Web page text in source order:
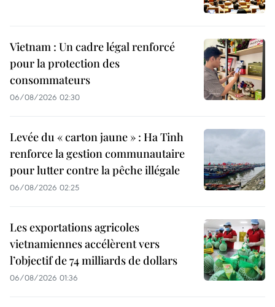
Vietnam : Un cadre légal renforcé
pour la protection des
consommateurs
06/08/2026 02:30
Levée du « carton jaune » : Ha Tinh
renforce la gestion communautaire
pour lutter contre la pêche illégale
06/08/2026 02:25
Les exportations agricoles
vietnamiennes accélèrent vers
l’objectif de 74 milliards de dollars
06/08/2026 01:36